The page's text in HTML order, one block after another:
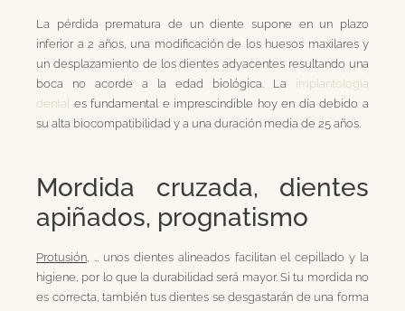
La pérdida prematura de un diente supone en un plazo
inferior a 2 años, una modificación de los huesos maxilares y
un desplazamiento de los dientes adyacentes resultando una
boca no acorde a la edad biológica. La implantología
dental es fundamental e imprescindible hoy en día debido a
su alta biocompatibilidad y a una duración media de 25 años.
Mordida cruzada, dientes
apiñados, prognatismo
Protusión , … unos dientes alineados facilitan el cepillado y la
higiene, por lo que la durabilidad será mayor. Si tu mordida no
es correcta, también tus dientes se desgastarán de una forma